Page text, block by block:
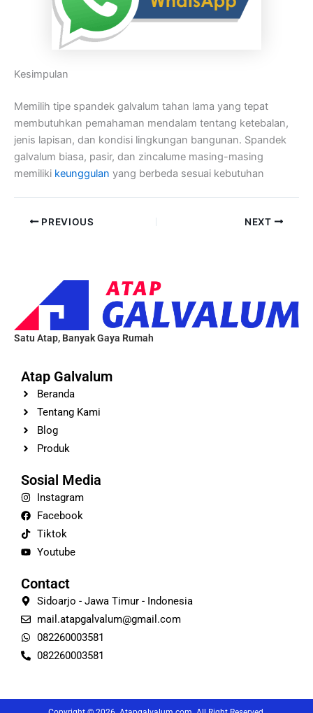
Kesimpulan
Memilih tipe spandek galvalum tahan lama yang tepat
membutuhkan pemahaman mendalam tentang ketebalan,
jenis lapisan, dan kondisi lingkungan bangunan. Spandek
galvalum biasa, pasir, dan zincalume masing-masing
memiliki keunggulan yang berbeda sesuai kebutuhan
PREVIOUS NEXT
Satu Atap, Banyak Gaya Rumah
Atap Galvalum
Beranda
Tentang Kami
Blog
Produk
Sosial Media
Instagram
Facebook
Tiktok
Youtube
Contact
Sidoarjo - Jawa Timur - Indonesia
mail.atapgalvalum@gmail.com
082260003581
082260003581